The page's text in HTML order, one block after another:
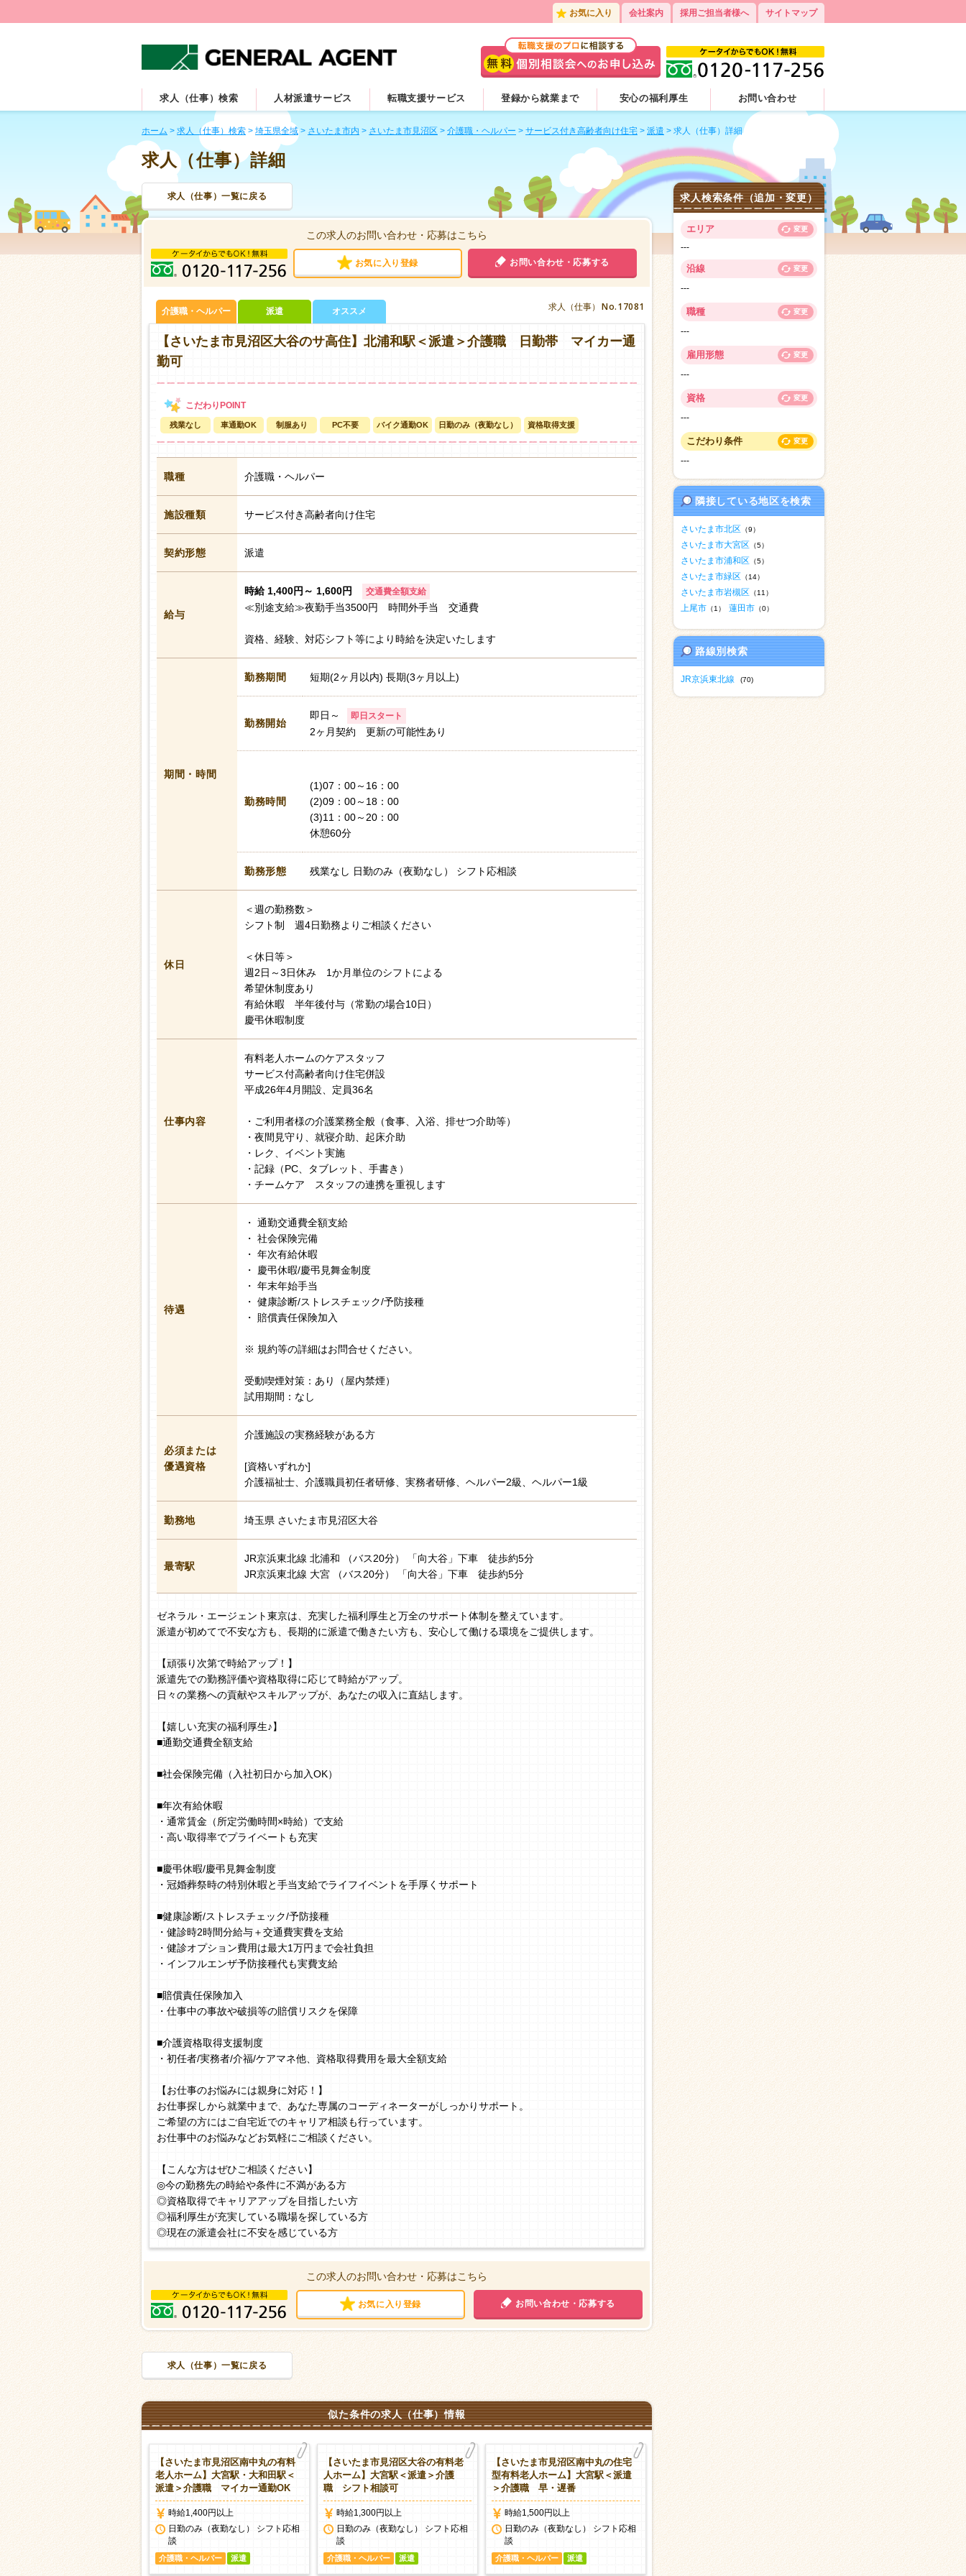
お気に入り 会社案内 採用ご担当者様へ サイトマップ
求人（仕事）検索 人材派遣サービス 転職支援サービス 登録から就業まで 安心の福利厚生 お問い合わせ
ホーム > 求人（仕事）検索 > 埼玉県全域> さいたま市内 > さいたま市見沼区 > 介護職・ヘルパー > サービス付き高齢者向け住宅 > 派遣 > 求人（仕事）詳細
求人（仕事）詳細
求人（仕事）一覧に戻る
この求人のお問い合わせ・応募はこちら
お気に入り登録 お問い合わせ・応募する
求人（仕事） No.17081
介護職・ヘルパー 派遣 オススメ
【さいたま市見沼区大谷のサ高住】北浦和駅＜派遣＞介護職 日勤帯 マイカー通
勤可
残業なし 車通勤OK 制服あり PC不要 バイク通勤OK 日勤のみ（夜勤なし） 資格取得支援
職種 介護職・ヘルパー
施設種類 サービス付き高齢者向け住宅
契約形態 派遣
給与
時給 1,400円～ 1,600円 交通費全額支給
≪別途支給≫夜勤手当3500円 時間外手当 交通費
資格、経験、対応シフト等により時給を決定いたします
期間・時間
勤務期間 短期(2ヶ月以内) 長期(3ヶ月以上)
勤務開始
即日～ 即日スタート
2ヶ月契約 更新の可能性あり
勤務時間
(1)07：00～16：00
(2)09：00～18：00
(3)11：00～20：00
休憩60分
勤務形態 残業なし 日勤のみ（夜勤なし） シフト応相談
休日
＜週の勤務数＞
シフト制 週4日勤務よりご相談ください
＜休日等＞
週2日～3日休み 1か月単位のシフトによる
希望休制度あり
有給休暇 半年後付与（常勤の場合10日）
慶弔休暇制度
仕事内容
有料老人ホームのケアスタッフ
サービス付高齢者向け住宅併設
平成26年4月開設、定員36名
・ご利用者様の介護業務全般（食事、入浴、排せつ介助等）
・夜間見守り、就寝介助、起床介助
・レク、イベント実施
・記録（PC、タブレット、手書き）
・チームケア スタッフの連携を重視します
待遇
・ 通勤交通費全額支給
・ 社会保険完備
・ 年次有給休暇
・ 慶弔休暇/慶弔見舞金制度
・ 年末年始手当
・ 健康診断/ストレスチェック/予防接種
・ 賠償責任保険加入
※ 規約等の詳細はお問合せください。
受動喫煙対策：あり（屋内禁煙）
試用期間：なし
必須または
優遇資格
介護施設の実務経験がある方
[資格いずれか]
介護福祉士、介護職員初任者研修、実務者研修、ヘルパー2級、ヘルパー1級
勤務地 埼玉県 さいたま市見沼区大谷
最寄駅
JR京浜東北線 北浦和 （バス20分） 「向大谷」下車 徒歩約5分
JR京浜東北線 大宮 （バス20分） 「向大谷」下車 徒歩約5分
ゼネラル・エージェント東京は、充実した福利厚生と万全のサポート体制を整えています。
派遣が初めてで不安な方も、長期的に派遣で働きたい方も、安心して働ける環境をご提供します。
【頑張り次第で時給アップ！】
派遣先での勤務評価や資格取得に応じて時給がアップ。
日々の業務への貢献やスキルアップが、あなたの収入に直結します。
【嬉しい充実の福利厚生♪】
■通勤交通費全額支給
■社会保険完備（入社初日から加入OK）
■年次有給休暇
・通常賃金（所定労働時間×時給）で支給
・高い取得率でプライベートも充実
■慶弔休暇/慶弔見舞金制度
・冠婚葬祭時の特別休暇と手当支給でライフイベントを手厚くサポート
■健康診断/ストレスチェック/予防接種
・健診時2時間分給与＋交通費実費を支給
・健診オプション費用は最大1万円まで会社負担
・インフルエンザ予防接種代も実費支給
■賠償責任保険加入
・仕事中の事故や破損等の賠償リスクを保障
■介護資格取得支援制度
・初任者/実務者/介福/ケアマネ他、資格取得費用を最大全額支給
【お仕事のお悩みには親身に対応！】
お仕事探しから就業中まで、あなた専属のコーディネーターがしっかりサポート。
ご希望の方にはご自宅近でのキャリア相談も行っています。
お仕事中のお悩みなどお気軽にご相談ください。
【こんな方はぜひご相談ください】
◎今の勤務先の時給や条件に不満がある方
◎資格取得でキャリアアップを目指したい方
◎福利厚生が充実している職場を探している方
◎現在の派遣会社に不安を感じている方
この求人のお問い合わせ・応募はこちら
お気に入り登録 お問い合わせ・応募する
求人（仕事）一覧に戻る
似た条件の求人（仕事）情報
【さいたま市見沼区南中丸の有料
老人ホーム】大宮駅・大和田駅＜
派遣＞介護職 マイカー通勤OK
時給1,400円以上
日勤のみ（夜勤なし） シフト応相
談
介護職・ヘルパー 派遣
【さいたま市見沼区大谷の有料老
人ホーム】大宮駅＜派遣＞介護
職 シフト相談可
時給1,300円以上
日勤のみ（夜勤なし） シフト応相
談
介護職・ヘルパー 派遣
【さいたま市見沼区南中丸の住宅
型有料老人ホーム】大宮駅＜派遣
＞介護職 早・遅番
時給1,500円以上
日勤のみ（夜勤なし） シフト応相
談
介護職・ヘルパー 派遣
求人検索条件（追加・変更）
エリア 変更
---
沿線 変更
---
職種 変更
---
雇用形態 変更
---
資格 変更
---
こだわり条件 変更
---
隣接している地区を検索
さいたま市北区 （9）
さいたま市大宮区 （5）
さいたま市浦和区 （5）
さいたま市緑区 （14）
さいたま市岩槻区 （11）
上尾市 （1） 蓮田市 （0）
路線別検索
JR京浜東北線 (70)